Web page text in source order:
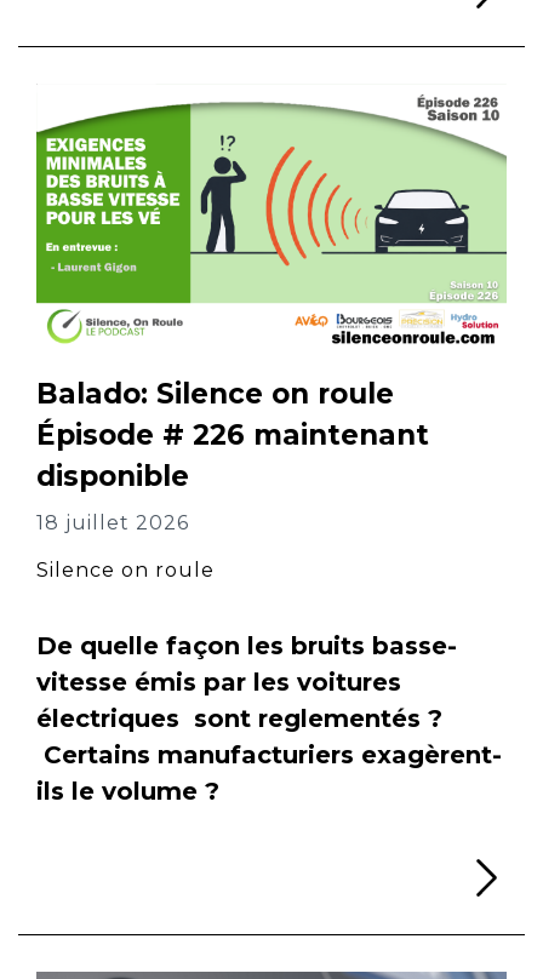
Balado: Silence on roule
Épisode # 226 maintenant
disponible
18 juillet 2026
Silence on roule
De quelle façon les bruits basse-
vitesse émis par les voitures
électriques sont reglementés ?
Certains manufacturiers exagèrent-
ils le volume ?